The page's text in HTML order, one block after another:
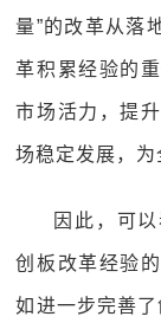
量”的改革从落
革积累经验的
市场活力，提
场稳定发展，为
因此，可
创板改革经验
如进一步完善